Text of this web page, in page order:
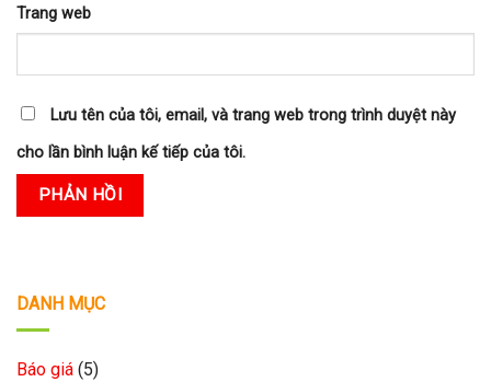
Trang web
Lưu tên của tôi, email, và trang web trong trình duyệt này
cho lần bình luận kế tiếp của tôi.
DANH MỤC
Báo giá (5)